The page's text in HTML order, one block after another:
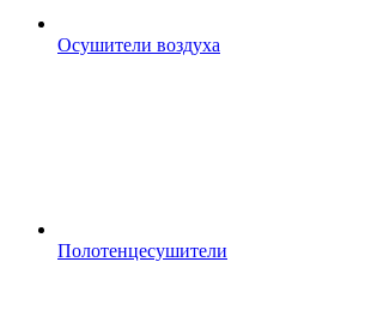
Осушители воздуха
Полотенцесушители